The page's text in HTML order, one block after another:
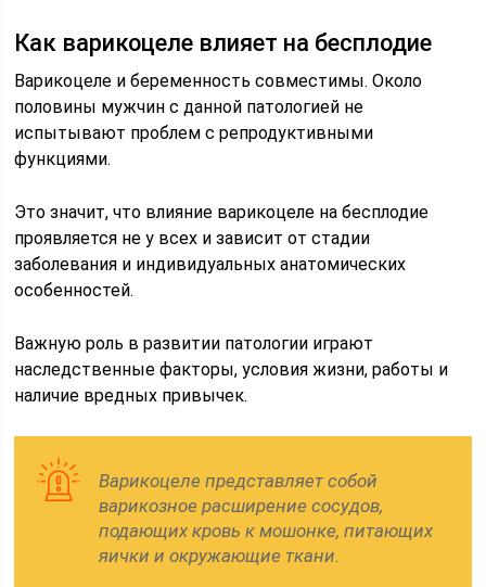
Как варикоцеле влияет на бесплодие
Варикоцеле и беременность совместимы. Около
половины мужчин с данной патологией не
испытывают проблем с репродуктивными
функциями.
Это значит, что влияние варикоцеле на бесплодие
проявляется не у всех и зависит от стадии
заболевания и индивидуальных анатомических
особенностей.
Важную роль в развитии патологии играют
наследственные факторы, условия жизни, работы и
наличие вредных привычек.
Варикоцеле представляет собой
варикозное расширение сосудов,
подающих кровь к мошонке, питающих
яички и окружающие ткани.